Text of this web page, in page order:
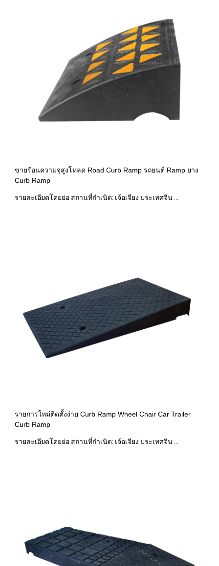
ขายร้อนความจุสูงโหลด Road Curb Ramp รถยนต์ Ramp ยาง
Curb Ramp
รายละเอียดโดยย่อ สถานที่กำเนิด: เจ้อเจียง ประเทศจีน ...
รายการใหม่ติดตั้งง่าย Curb Ramp Wheel Chair Car Trailer
Curb Ramp
รายละเอียดโดยย่อ สถานที่กำเนิด: เจ้อเจียง ประเทศจีน ...